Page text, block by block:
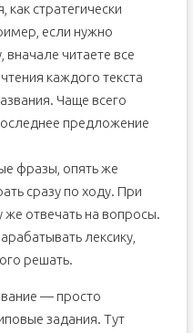
как стратегически
если нужно
вначале читаете все
каждого текста
Чаще всего
предложение
фразы, опять же
сразу по ходу. При
же отвечать на вопросы.
лексику,
решать.
— просто
задания. Тут